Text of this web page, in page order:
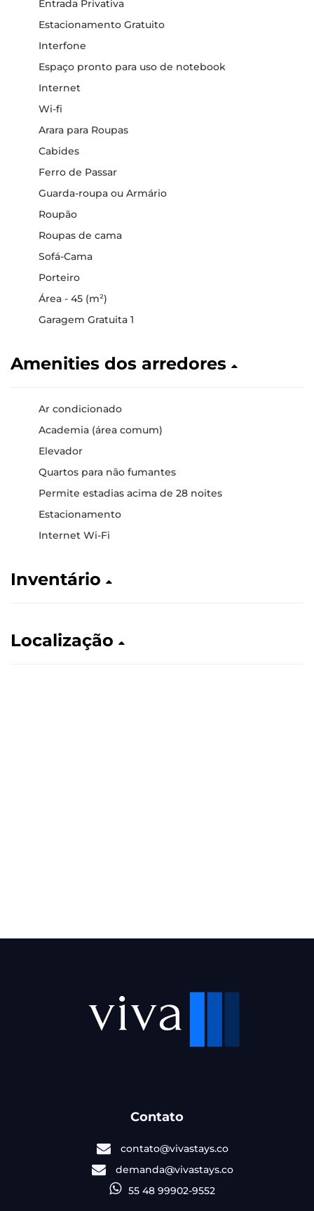
Entrada Privativa
Estacionamento Gratuito
Interfone
Espaço pronto para uso de notebook
Internet
Wi-fi
Arara para Roupas
Cabides
Ferro de Passar
Guarda-roupa ou Armário
Roupão
Roupas de cama
Sofá-Cama
Porteiro
Área - 45 (m²)
Garagem Gratuita 1
Amenities dos arredores
Ar condicionado
Academia (área comum)
Elevador
Quartos para não fumantes
Permite estadias acima de 28 noites
Estacionamento
Internet Wi-Fi
Inventário
Localização
Contato
contato@vivastays.co
demanda@vivastays.co
55 48 99902-9552